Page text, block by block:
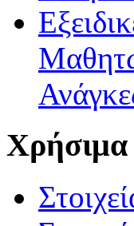
Χρήσιμα